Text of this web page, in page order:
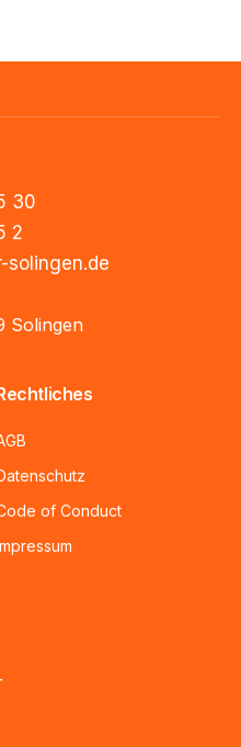
30
2
solingen.de
Solingen
of Conduct